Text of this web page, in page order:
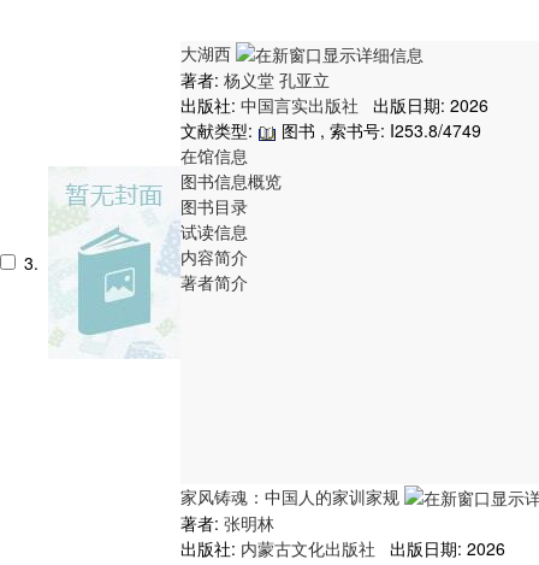
3.
大湖西
著者: 杨义堂 孔亚立
出版社: 中国言实出版社
出版日期: 2026
文献类型:
图书 , 索书号: I253.8/4749
在馆信息
图书信息概览
图书目录
试读信息
内容简介
著者简介
家风铸魂：中国人的家训家规
著者: 张明林
出版社: 内蒙古文化出版社
出版日期: 2026